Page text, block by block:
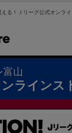
る！Ｊリーグ公式オンラ
富山
ラインス